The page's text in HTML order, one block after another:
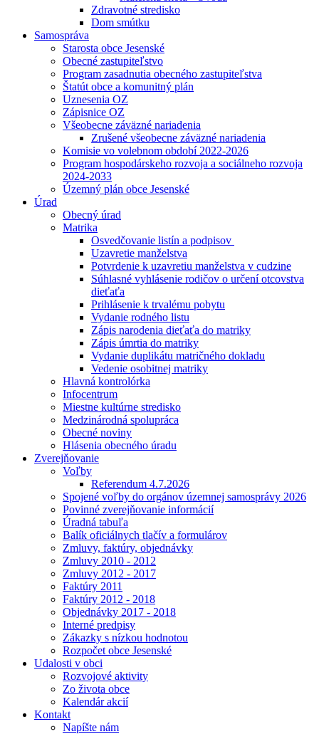
Zdravotné stredisko
Dom smútku
Samospráva
Starosta obce Jesenské
Obecné zastupiteľstvo
Program zasadnutia obecného zastupiteľstva
Štatút obce a komunitný plán
Uznesenia OZ
Zápisnice OZ
Všeobecne záväzné nariadenia
Zrušené všeobecne záväzné nariadenia
Komisie vo volebnom období 2022-2026
Program hospodárskeho rozvoja a sociálneho rozvoja
2024-2033
Územný plán obce Jesenské
Úrad
Obecný úrad
Matrika
Osvedčovanie listín a podpisov
Uzavretie manželstva
Potvrdenie k uzavretiu manželstva v cudzine
Súhlasné vyhlásenie rodičov o určení otcovstva
dieťaťa
Prihlásenie k trvalému pobytu
Vydanie rodného listu
Zápis narodenia dieťaťa do matriky
Zápis úmrtia do matriky
Vydanie duplikátu matričného dokladu
Vedenie osobitnej matriky
Hlavná kontrolórka
Infocentrum
Miestne kultúrne stredisko
Medzinárodná spolupráca
Obecné noviny
Hlásenia obecného úradu
Zverejňovanie
Voľby
Referendum 4.7.2026
Spojené voľby do orgánov územnej samosprávy 2026
Povinné zverejňovanie informácií
Úradná tabuľa
Balík oficiálnych tlačív a formulárov
Zmluvy, faktúry, objednávky
Zmluvy 2010 - 2012
Zmluvy 2012 - 2017
Faktúry 2011
Faktúry 2012 - 2018
Objednávky 2017 - 2018
Interné predpisy
Zákazky s nízkou hodnotou
Rozpočet obce Jesenské
Udalosti v obci
Rozvojové aktivity
Zo života obce
Kalendár akcií
Kontakt
Napíšte nám